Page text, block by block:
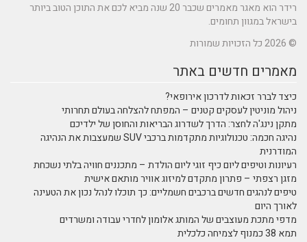
רידר הוא מאגר מאמרים שכבר 20 שנה מביא לכם את התוכן הטוב ביותר
בישראל במגוון תחומים.
© 2026 כל הזכויות שמורות
מאמרים חדשים באתר
כיצד לברר זכאות לדרכון אירופאי?
ניהול מוניטין לעסקים קטנים – המפתח להצלחה בעולם תחרותי
מתקן נינג'ה לחצר: הדרך לשדרוג הבריאות והחוסן של ילדיכם
נהיגה חכמה: טכנולוגיות מתקדמות ברכבי SUV שמעצבות את הנהיגה
המודרנית
רעיונות וטיפים ליום כיף זוגי ליום הולדת – מתכננים חוויה בלתי נשכחת
מזגן רצפתי – פתרון מתקדם למיזוג אוויר מותאם אישית
טיפים לנהגים חדשים ברכבים חשמליים: כך תוכלו לנהל נכון את הטעינה
לאורך היום
מדפי מתכת מעוצבים של המותג אלומון לחדרי עבודה ומשרדים
תמא 38 כמנוף לצמיחה כלכלית